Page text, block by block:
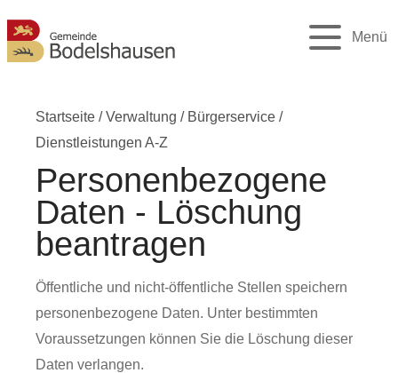
Menü
Startseite /Verwaltung / Bürgerservice /
Dienstleistungen A-Z
Personenbezogene
Daten - Löschung
beantragen
Öffentliche und nicht-öffentliche Stellen speichern
personenbezogene Daten. Unter bestimmten
Voraussetzungen können Sie die Löschung dieser
Daten verlangen.